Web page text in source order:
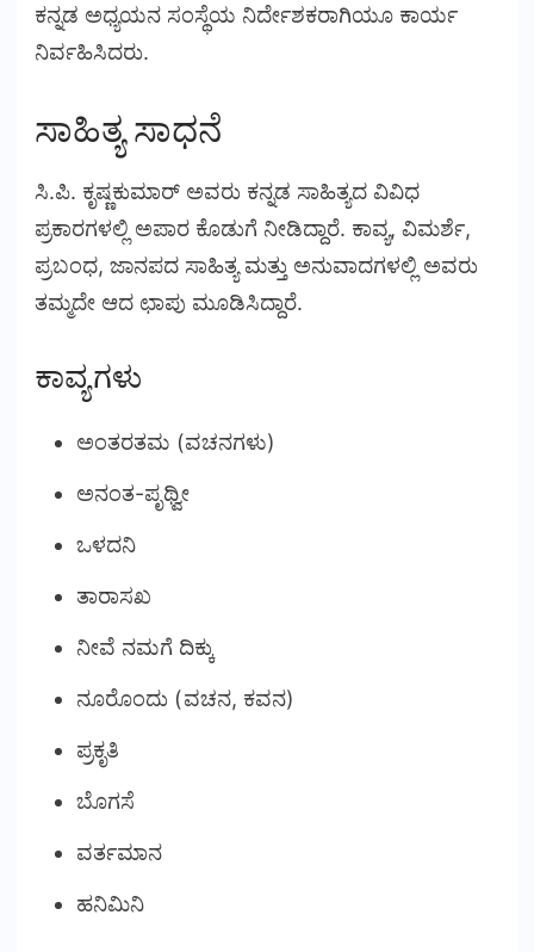
ಕನ್ನಡ ಅಧ್ಯಯನ ಸಂಸ್ಥೆಯ ನಿರ್ದೇಶಕರಾಗಿಯೂ ಕಾರ್ಯ
ನಿರ್ವಹಿಸಿದರು.
ಸಾಹಿತ್ಯ ಸಾಧನೆ
ಸಿ.ಪಿ. ಕೃಷ್ಣಕುಮಾರ್ ಅವರು ಕನ್ನಡ ಸಾಹಿತ್ಯದ ವಿವಿಧ
ಪ್ರಕಾರಗಳಲ್ಲಿ ಅಪಾರ ಕೊಡುಗೆ ನೀಡಿದ್ದಾರೆ. ಕಾವ್ಯ, ವಿಮರ್ಶೆ,
ಪ್ರಬಂಧ, ಜಾನಪದ ಸಾಹಿತ್ಯ ಮತ್ತು ಅನುವಾದಗಳಲ್ಲಿ ಅವರು
ತಮ್ಮದೇ ಆದ ಛಾಪು ಮೂಡಿಸಿದ್ದಾರೆ.
ಕಾವ್ಯಗಳು
ಅಂತರತಮ (ವಚನಗಳು)
ಅನಂತ-ಪೃಥ್ವೀ
ಒಳದನಿ
ತಾರಾಸಖ
ನೀವೆ ನಮಗೆ ದಿಕ್ಕು
ನೂರೊಂದು (ವಚನ, ಕವನ)
ಪ್ರಕೃತಿ
ಬೊಗಸೆ
ವರ್ತಮಾನ
ಹನಿಮಿನಿ